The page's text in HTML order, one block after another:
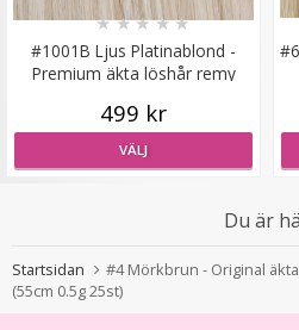
169 kr
#1001B Ljus Platinablond -
Premium äkta löshår remy
★★★★★
499 kr
VÄLJ
Du är
Startsidan
#4 Mörkbrun - Original
(55cm 0.5g 25st)